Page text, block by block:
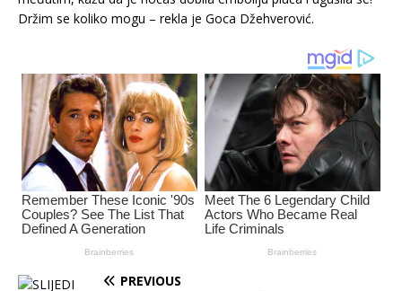
Držim se koliko mogu – rekla je Goca Džehverović.
PREVIOUS